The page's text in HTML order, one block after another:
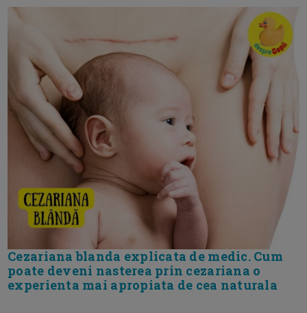
Cezariana blanda explicata de medic. Cum
poate deveni nasterea prin cezariana o
experienta mai apropiata de cea naturala